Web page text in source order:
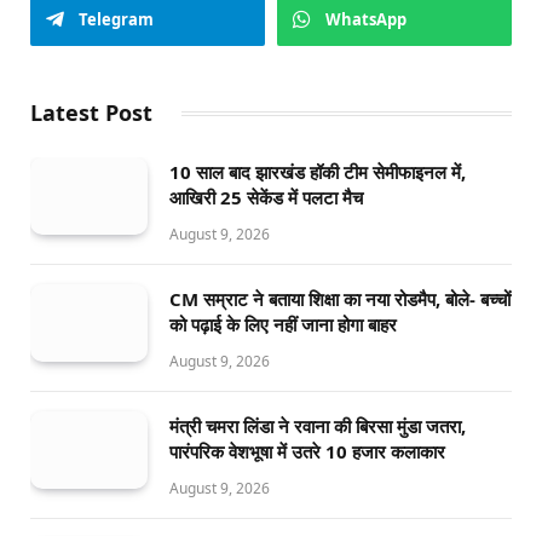
Telegram WhatsApp
Latest Post
10 साल बाद झारखंड हॉकी टीम सेमीफाइनल में,
आखिरी 25 सेकेंड में पलटा मैच
August 9, 2026
CM सम्राट ने बताया शिक्षा का नया रोडमैप, बोले- बच्चों
को पढ़ाई के लिए नहीं जाना होगा बाहर
August 9, 2026
मंत्री चमरा लिंडा ने रवाना की बिरसा मुंडा जतरा,
पारंपरिक वेशभूषा में उतरे 10 हजार कलाकार
August 9, 2026